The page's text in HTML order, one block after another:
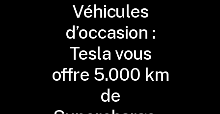
Véhicules
d’occasion :
Tesla vous
offre 5.000 km
de